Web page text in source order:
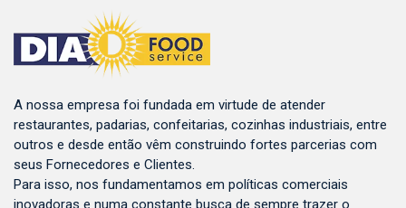
A nossa empresa foi fundada em virtude de atender
restaurantes, padarias, confeitarias, cozinhas industriais, entre
outros e desde então vêm construindo fortes parcerias com
seus Fornecedores e Clientes.
Para isso, nos fundamentamos em políticas comerciais
inovadoras e numa constante busca de sempre trazer o